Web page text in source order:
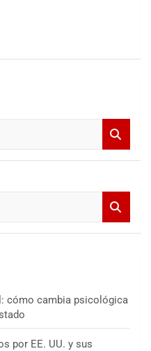
cómo cambia psicológica
por EE. UU. y sus